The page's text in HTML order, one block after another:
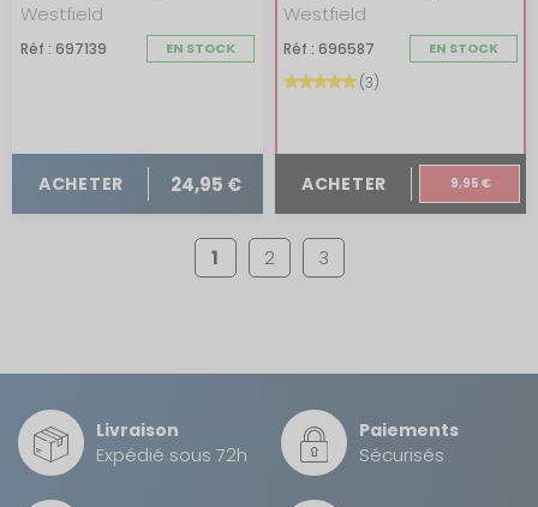
Westfield
Réf : 697139 EN STOCK
ACHETER 24,95 €
Westfield
Réf : 696587 EN STOCK
(3)
ACHETER 9,95 €
1 2 3
Livraison
Expédié sous 72h
Paiements
Sécurisés